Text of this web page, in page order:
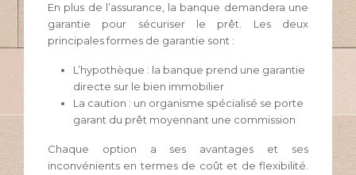
En plus de l’assurance, la banque demandera une
garantie pour sécuriser le prêt. Les deux
principales formes de garantie sont :
L’hypothèque : la banque prend une garantie
directe sur le bien immobilier
La caution : un organisme spécialisé se porte
garant du prêt moyennant une commission
Chaque option a ses avantages et ses
inconvénients en termes de coût et de flexibilité.